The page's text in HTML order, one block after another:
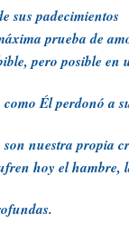
sus padecimientos
prueba de
pero posible en
Él perdonó a
nuestra propia
hoy el hambre,